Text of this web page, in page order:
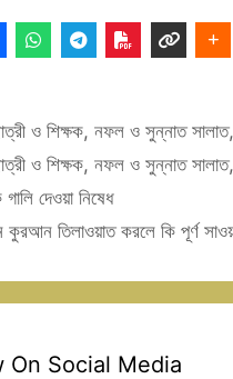
ও শিক্ষক,নফল ও সুন্নাত সালাত
ও শিক্ষক,নফল ও সুন্নাত সালাত
গালি দেওয়া নিষেধ
কুরআন তিলাওয়াত করলে কি পূর্ণ
On Social Media